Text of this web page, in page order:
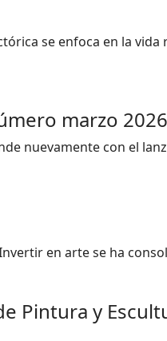
se enfoca en la vida
marzo 2026
nuevamente con el
en arte se ha
Pintura y